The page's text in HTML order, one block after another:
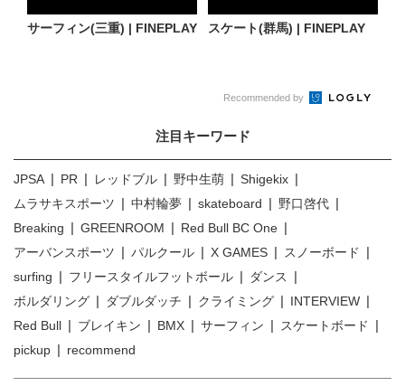
サーフィン(三重) | FINEPLAY スケート(群馬) | FINEPLAY
Recommended by
注目キーワード
JPSA PR レッドブル 野中生萌
Shigekix
ムラサキスポーツ
中村輪夢 skateboard
野口啓代
Breaking
GREENROOM
Red Bull BC One
アーバンスポーツ
パルクール X GAMES
スノーボード
surfing
フリースタイルフットボール
ダンス
ボルダリング
ダブルダッチ クライミング
INTERVIEW
Red Bull
ブレイキン BMX サーフィン
スケートボード
pickup
recommend